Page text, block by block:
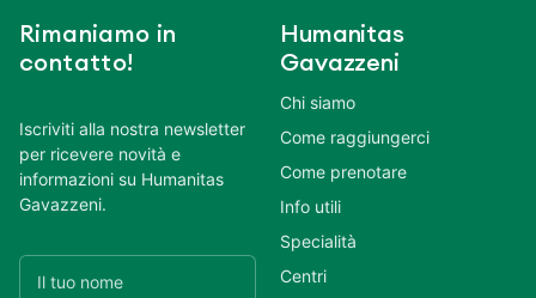
Rimaniamo in
contatto!
Iscriviti alla nostra newsletter
per ricevere novità e
informazioni su Humanitas
Gavazzeni.
Humanitas
Gavazzeni
Chi siamo
Come raggiungerci
Come prenotare
Info utili
Specialità
Centri